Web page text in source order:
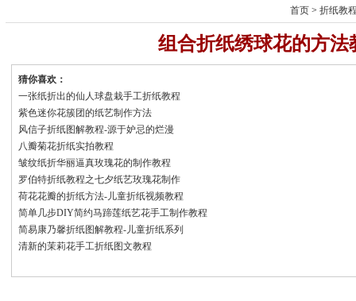
首页 >折纸教
组合折纸绣球花的方法
猜你喜欢：
一张纸折出的仙人球盘栽手工折纸教程
紫色迷你花簇团的纸艺制作方法
风信子折纸图解教程-源于妒忌的烂漫
八瓣菊花折纸实拍教程
皱纹纸折华丽逼真玫瑰花的制作教程
罗伯特折纸教程之七夕纸艺玫瑰花制作
荷花花瓣的折纸方法-儿童折纸视频教程
简单几步DIY简约马蹄莲纸艺花手工制作教程
简易康乃馨折纸图解教程-儿童折纸系列
清新的茉莉花手工折纸图文教程